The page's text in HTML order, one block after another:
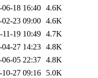
06-18 16:40 4.6K
02-23 09:00 4.6K
11-19 10:49 4.7K
04-27 14:23 4.8K
06-05 22:37 4.8K
10-27 09:16
5.0K